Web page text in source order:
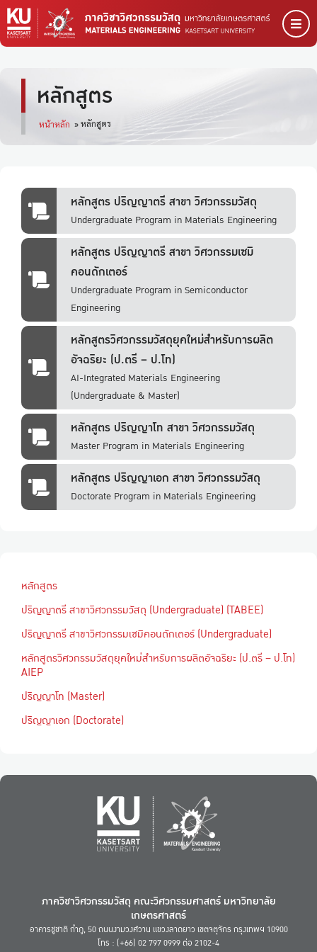
หลักสูตร
หน้าหลัก »หลักสูตร
หลักสูตร
ปริญญาตรี สาขาวิศวกรรมวัสดุ (Undergraduate) (TABEE)
ปริญญาตรี สาขาวิศวกรรมเซมิคอนดักเตอร์ (Undergraduate)
หลักสูตรวิศวกรรมวัสดุยุคใหม่สำหรับการผลิตอัจฉริยะ (ป.ตรี – ป.โท)
AIEP
ปริญญาโท (Master)
ปริญญาเอก (Doctorate)
หลักสูตร ปริญญาตรี สาขา วิศวกรรมวัสดุ
Undergraduate Program in Materials Engineering
หลักสูตร ปริญญาตรี สาขา วิศวกรรมเซมิ
คอนดักเตอร์
Undergraduate Program in Semiconductor
Engineering
หลักสูตรวิศวกรรมวัสดุยุคใหม่สำหรับการผลิต
อัจฉริยะ (ป.ตรี – ป.โท)
AI-Integrated Materials Engineering
(Undergraduate & Master)
หลักสูตร ปริญญาโท สาขา วิศวกรรมวัสดุ
Master Program in Materials Engineering
หลักสูตร ปริญญาเอก สาขา วิศวกรรมวัสดุ
Doctorate Program in Materials Engineering
ภาควิชาวิศวกรรมวัสดุ คณะวิศวกรรมศาสตร์ มหาวิทยาลัย
เกษตรศาสตร์
อาคารชูชาติ กำภู, 50 ถนนงามวงศ์วาน แขวงลาดยาว เขตจตุจักร กรุงเทพฯ 10900
โทร : (+66) 02 797 0999 ต่อ 2102-4